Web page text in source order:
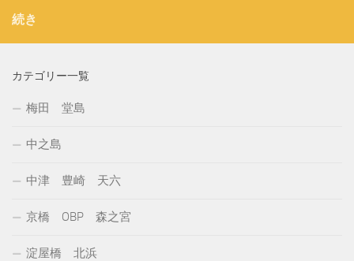
続き
カテゴリー一覧
梅田 堂島
中之島
中津 豊崎 天六
京橋 OBP 森之宮
淀屋橋 北浜